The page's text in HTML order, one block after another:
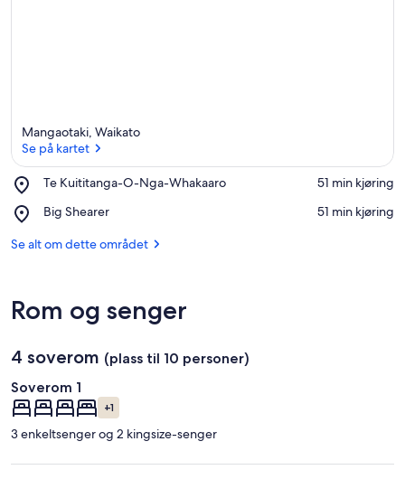
Mangaotaki, Waikato
Se på kartet
Te Kuititanga-O-Nga-Whakaaro
Place,
Kuititanga-
Nga-
‪51 min kjøring‬
Big Shearer
Place,
Shearer
‪51 min kjøring‬
Se alt om dette området
Rom og senger
4 soverom (plass til 10 personer)
Soverom 1
+1
3 enkeltsenger og 2 kingsize-senger